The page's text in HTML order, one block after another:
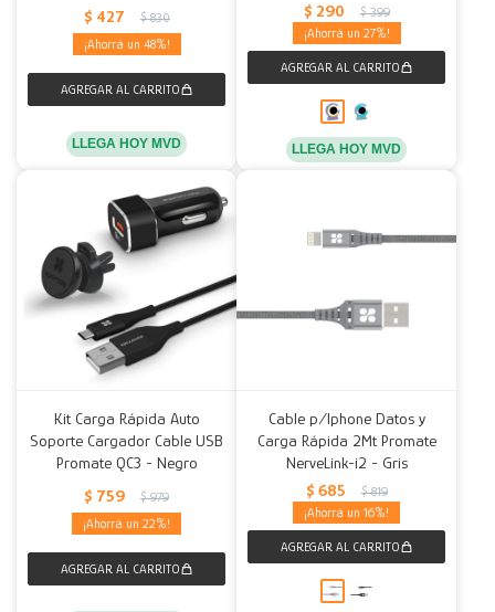
$ 427 $ 830
48
LLEGA HOY MVD
$ 290 $ 399
27
LLEGA HOY MVD
Kit Carga Rápida Auto
Soporte Cargador Cable USB
Promate QC3 - Negro
$ 759 $ 979
22
Cable p/Iphone Datos y
Carga Rápida 2Mt Promate
NerveLink-i2 - Gris
$ 685 $ 819
16